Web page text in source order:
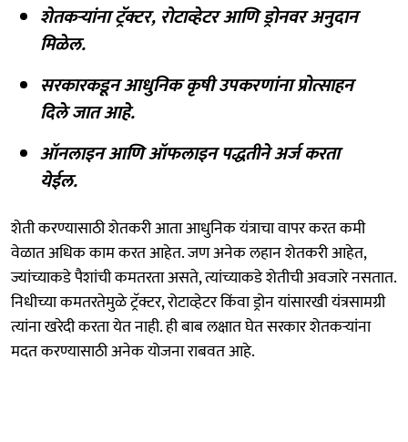
शेतकऱ्यांना ट्रॅक्टर, रोटाव्हेटर आणि ड्रोनवर अनुदान
मिळेल.
सरकारकडून आधुनिक कृषी उपकरणांना प्रोत्साहन
दिले जात आहे.
ऑनलाइन आणि ऑफलाइन पद्धतीने अर्ज करता
येईल.
शेती करण्यासाठी शेतकरी आता आधुनिक यंत्राचा वापर करत कमी
वेळात अधिक काम करत आहेत. जण अनेक लहान शेतकरी आहेत,
ज्यांच्याकडे पैशांची कमतरता असते, त्यांच्याकडे शेतीची अवजारे नसतात.
निधीच्या कमतरतेमुळे ट्रॅक्टर, रोटाव्हेटर किंवा ड्रोन यांसारखी यंत्रसामग्री
त्यांना खरेदी करता येत नाही. ही बाब लक्षात घेत सरकार शेतकऱ्यांना
मदत करण्यासाठी अनेक योजना राबवत आहे.